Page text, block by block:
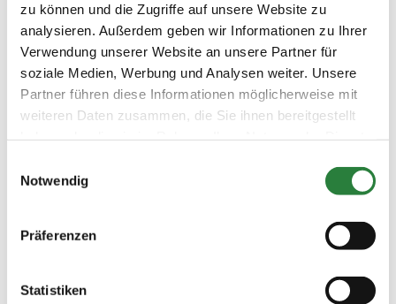
zu können und die Zugriffe auf unsere Website zu
analysieren. Außerdem geben wir Informationen zu Ihrer
Verwendung unserer Website an unsere Partner für
soziale Medien, Werbung und Analysen weiter. Unsere
Partner führen diese Informationen möglicherweise mit
weiteren Daten zusammen, die Sie ihnen bereitgestellt
Notwendig
Präferenzen
Statistiken
24.07.2026
(v)
4. Springpferdeprüfung Kl.L
m.Clear-Round Modus 115cm
SPF
Preisgeld
200,00 €
LKL/Art
(n
LKL/Art
24.07.2026
SPR